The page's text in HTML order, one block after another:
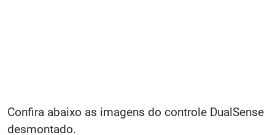
Confira abaixo as imagens do controle DualSense
desmontado.